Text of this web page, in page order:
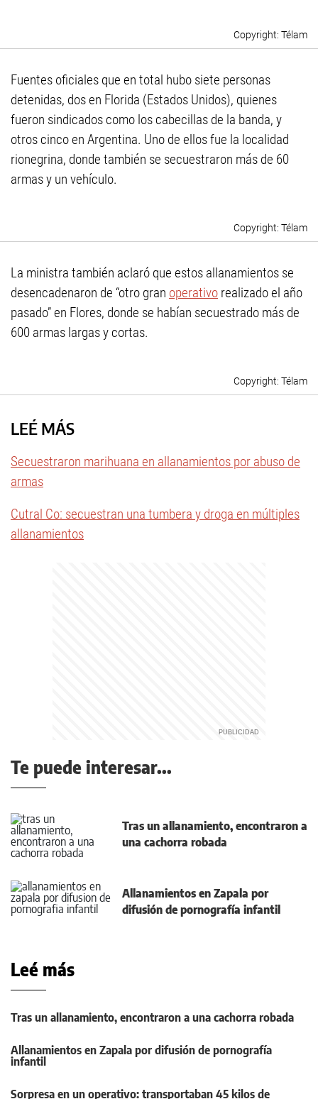
Télam
Fuentes oficiales que en total hubo siete personas
detenidas, dos en Florida (Estados Unidos), quienes
fueron sindicados como los cabecillas de la banda, y
otros cinco en Argentina. Uno de ellos fue la localidad
rionegrina, donde también se secuestraron más de 60
armas y un vehículo.
Télam
La ministra también aclaró que estos allanamientos se
desencadenaron de “otro gran operativo realizado el año
pasado” en Flores, donde se habían secuestrado más de
600 armas largas y cortas.
Télam
LEÉ MÁS
Secuestraron marihuana en allanamientos por abuso de
armas
Cutral Co: secuestran una tumbera y droga en múltiples
allanamientos
Te puede interesar...
Tras un allanamiento, encontraron a
una cachorra robada
Allanamientos en Zapala por
difusión de pornografía infantil
Leé más
Tras un allanamiento, encontraron a una cachorra robada
Allanamientos en Zapala por difusión de pornografía
infantil
Sorpresa en un operativo: transportaban 45 kilos de